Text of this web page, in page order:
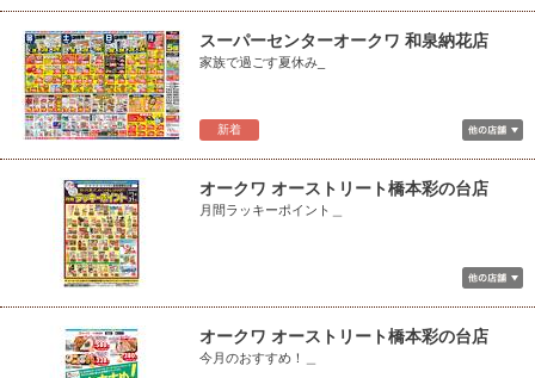
新着
スーパーセンターオークワ 和泉納花店
家族で過ごす夏休み_
オークワ オーストリート橋本彩の台店
月間ラッキーポイント＿
オークワ オーストリート橋本彩の台店
今月のおすすめ！＿